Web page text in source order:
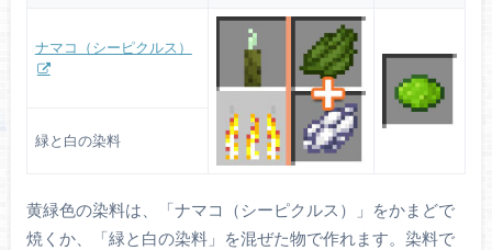
ヒマワリ平原に生成されます。骨粉を使うとヒマ
ワリを1個ドロップします。
ナマコ（シーピクルス）
緑と白の染料
黄緑色の染料は、「ナマコ（シーピクルス）」をかまどで
焼くか、「緑と白の染料」を混ぜた物で作れます。染料で